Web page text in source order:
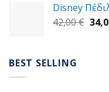
was:
Disney
42,00€
BEST SELLING